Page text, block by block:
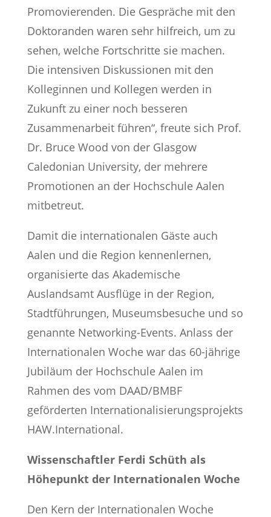
Promovierenden. Die Gespräche mit den
Doktoranden waren sehr hilfreich, um zu
sehen, welche Fortschritte sie machen.
Die intensiven Diskussionen mit den
Kolleginnen und Kollegen werden in
Zukunft zu einer noch besseren
Zusammenarbeit führen“, freute sich Prof.
Dr. Bruce Wood von der Glasgow
Caledonian University, der mehrere
Promotionen an der Hochschule Aalen
mitbetreut.
Damit die internationalen Gäste auch
Aalen und die Region kennenlernen,
organisierte das Akademische
Auslandsamt Ausflüge in der Region,
Stadtführungen, Museumsbesuche und so
genannte Networking-Events. Anlass der
Internationalen Woche war das 60-jährige
Jubiläum der Hochschule Aalen im
Rahmen des vom DAAD/BMBF
geförderten Internationalisierungsprojekts
HAW.International.
Wissenschaftler Ferdi Schüth als
Höhepunkt der Internationalen Woche
Den Kern der Internationalen Woche